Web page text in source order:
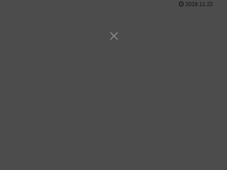
な大盛カップ焼そばを実際に食べてみた
2018.11.22